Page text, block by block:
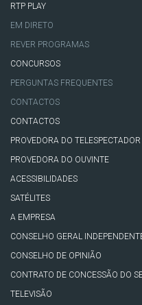
RTP PLAY
EM DIRETO
REVER PROGRAMAS
CONCURSOS
PERGUNTAS FREQUENTES
CONTACTOS
CONTACTOS
PROVEDORA DO TELESPECTADOR
PROVEDORA DO OUVINTE
ACESSIBILIDADES
SATÉLITES
A EMPRESA
CONSELHO GERAL
CONSELHO DE OPINIÃO
CONTRATO DE CONCESSÃO DO
TELEVISÃO